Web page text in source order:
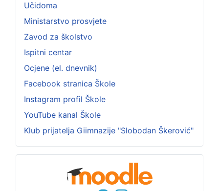
Učidoma
Ministarstvo prosvjete
Zavod za školstvo
Ispitni centar
Ocjene (el. dnevnik)
Facebook stranica Škole
Instagram profil Škole
YouTube kanal Škole
Klub prijatelja Giimnazije "Slobodan Škerović"